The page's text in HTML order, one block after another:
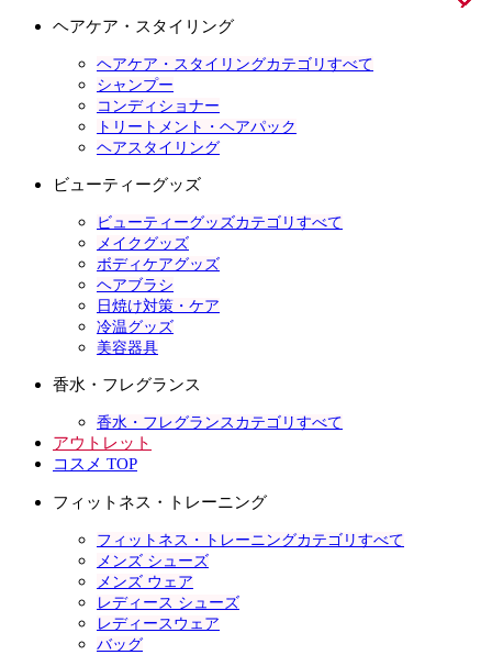
ヘアケア・スタイリング
ヘアケア・スタイリングカテゴリすべて
シャンプー
コンディショナー
トリートメント・ヘアパック
ヘアスタイリング
ビューティーグッズ
ビューティーグッズカテゴリすべて
メイクグッズ
ボディケアグッズ
ヘアブラシ
日焼け対策・ケア
冷温グッズ
美容器具
香水・フレグランス
香水・フレグランスカテゴリすべて
アウトレット
コスメ TOP
フィットネス・トレーニング
フィットネス・トレーニングカテゴリすべて
メンズ シューズ
メンズ ウェア
レディース シューズ
レディースウェア
バッグ